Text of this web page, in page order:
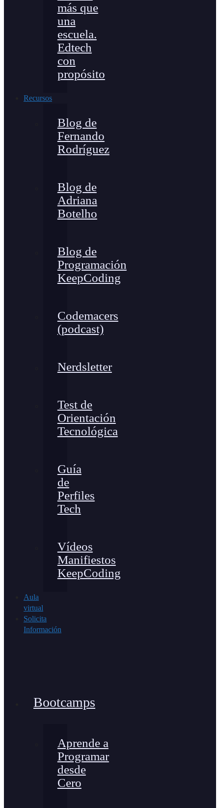
más que
una
escuela.
Edtech
con
propósito
Recursos
Blog de
Fernando
Rodríguez
Blog de
Adriana
Botelho
Blog de
Programación
KeepCoding
Codemacers
(podcast)
Nerdsletter
Test de
Orientación
Tecnológica
Guía
de
Perfiles
Tech
Vídeos
Manifiestos
KeepCoding
Aula
virtual
Solicita
Información
Bootcamps
Aprende a
Programar
desde
Cero